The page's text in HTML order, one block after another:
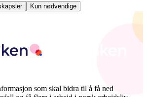
Kun nødvendige
som skal bidra til å få ned